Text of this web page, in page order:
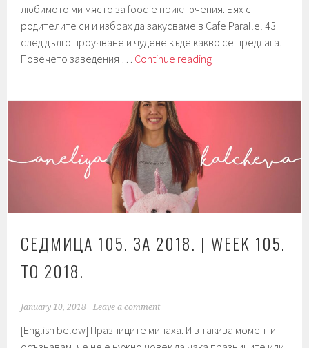
любимото ми място за foodie приключения. Бях с
родителите си и избрах да закусваме в Cafe Parallel 43
след дълго проучване и чудене къде какво се предлага.
Повечето заведения … Continue readingСедмица
СЕДМИЦА 105. ЗА 2018. | WEEK 105.
TO 2018.
January 10, 2018 Leave a comment
[English below] Празниците минаха. И в такива моменти